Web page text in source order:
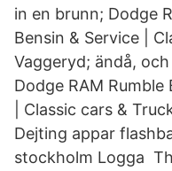
in en brunn; Dodge
Bensin & Service |
Vaggeryd; ändå,
Dodge RAM Rumble
| Classic cars &
Dejting appar
stockholm Logga